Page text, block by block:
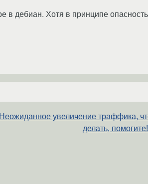
в дебиан. Хотя в принципе опасность
Неожиданное увеличение траффика,
делать,